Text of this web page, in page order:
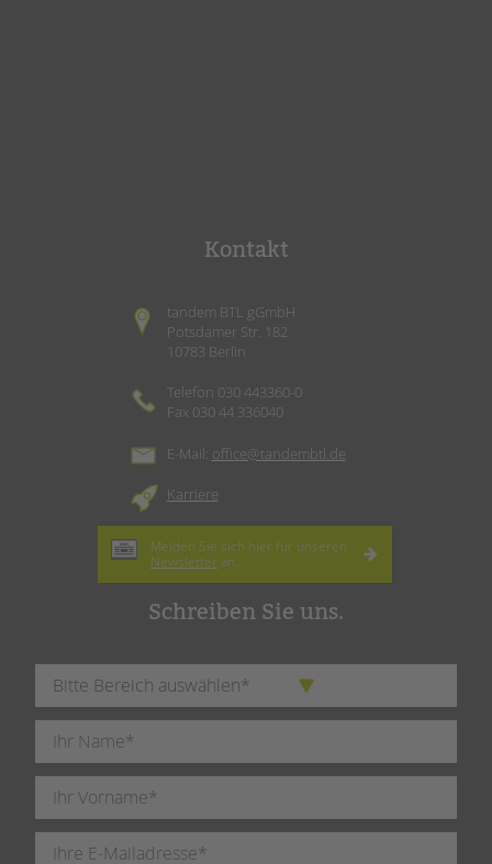
Kontakt
tandem BTL gGmbH
Potsdamer Str. 182
10783 Berlin
Telefon 030 443360-0
Fax 030 44 336040
E-Mail: office@tandembtl.de
Karriere
Melden Sie sich hier für unseren
Newsletter an.
Schreiben Sie uns.